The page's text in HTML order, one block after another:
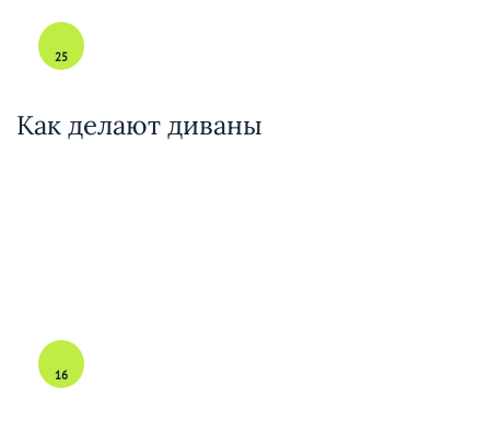
25
Как делают диваны
16